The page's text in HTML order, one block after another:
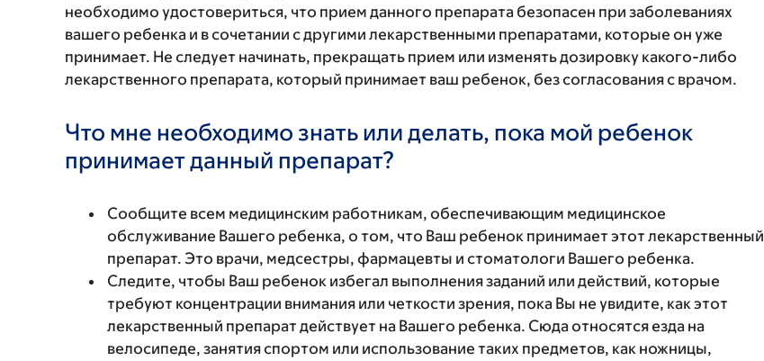
необходимо удостовериться, что прием данного препарата безопасен при заболеваниях
вашего ребенка и в сочетании с другими лекарственными препаратами, которые он уже
принимает. Не следует начинать, прекращать прием или изменять дозировку какого-либо
лекарственного препарата, который принимает ваш ребенок, без согласования с врачом.
Что мне необходимо знать или делать, пока мой ребенок
принимает данный препарат?
Сообщите всем медицинским работникам, обеспечивающим медицинское
обслуживание Вашего ребенка, о том, что Ваш ребенок принимает этот лекарственный
препарат. Это врачи, медсестры, фармацевты и стоматологи Вашего ребенка.
Следите, чтобы Ваш ребенок избегал выполнения заданий или действий, которые
требуют концентрации внимания или четкости зрения, пока Вы не увидите, как этот
лекарственный препарат действует на Вашего ребенка. Сюда относятся езда на
велосипеде, занятия спортом или использование таких предметов, как ножницы,